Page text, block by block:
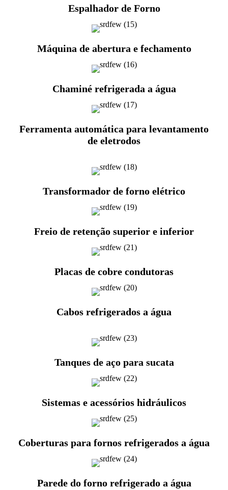
Espalhador de Forno
Máquina de abertura e fechamento
Chaminé refrigerada a água
Ferramenta automática para levantamento
de eletrodos
Transformador de forno elétrico
Freio de retenção superior e inferior
Placas de cobre condutoras
Cabos refrigerados a água
Tanques de aço para sucata
Sistemas e acessórios hidráulicos
Coberturas para fornos refrigerados a água
Parede do forno refrigerado a água